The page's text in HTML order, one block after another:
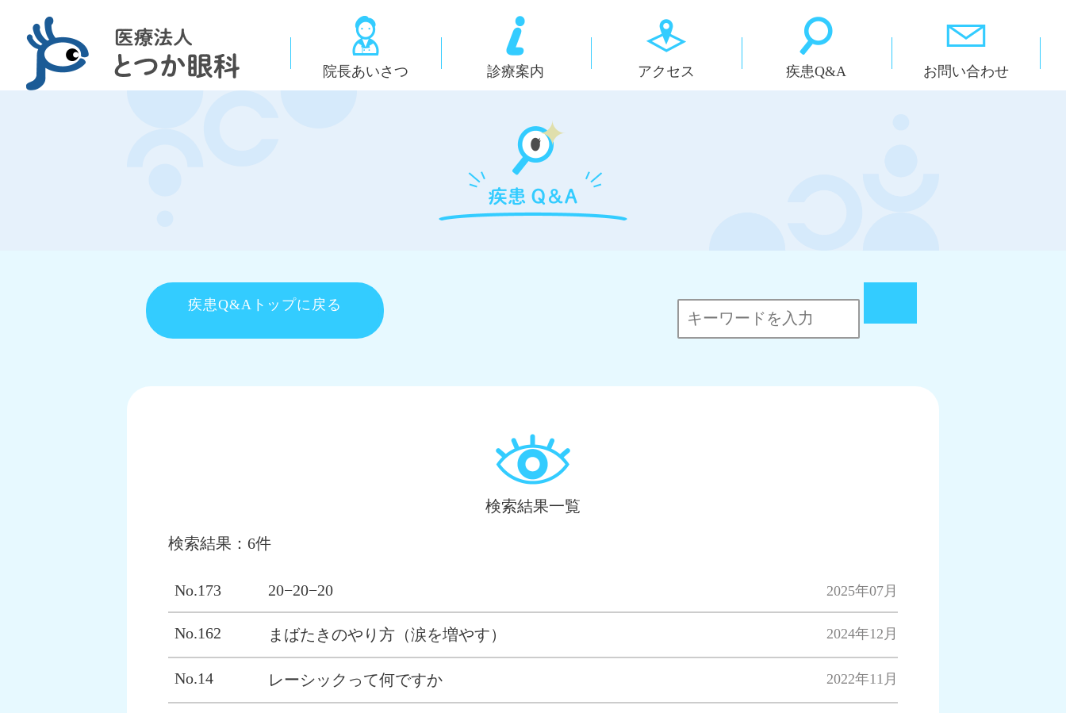
院長あいさつ 診療案内 アクセス 疾患Q&A お問い合わせ
疾患Q&Aトップに戻る
検索結果一覧
検索結果：6件
No.173 20−20−20 2025年07月
No.162 まばたきのやり方（涙を増やす） 2024年12月
No.14 レーシックって何ですか 2022年11月